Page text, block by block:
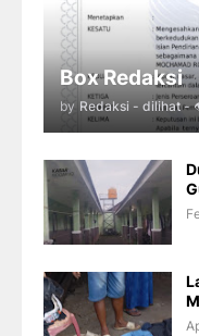
Box Redaksi
by Redaksi - dilihat -